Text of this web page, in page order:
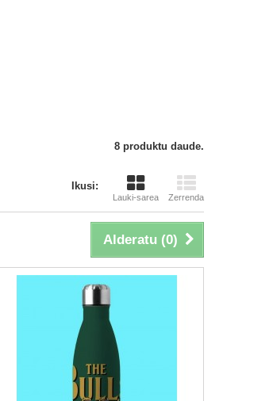
8 produktu daude.
Ikusi:
Lauki-sarea Zerrenda
Alderatu (0)